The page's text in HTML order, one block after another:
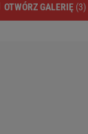
OTWÓRZ GALERIĘ (3)